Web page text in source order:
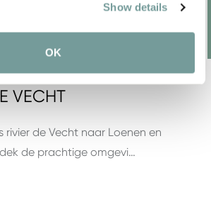
Show details
OK
VECHT
rivier de Vecht naar Loenen en
de prachtige omgevi…